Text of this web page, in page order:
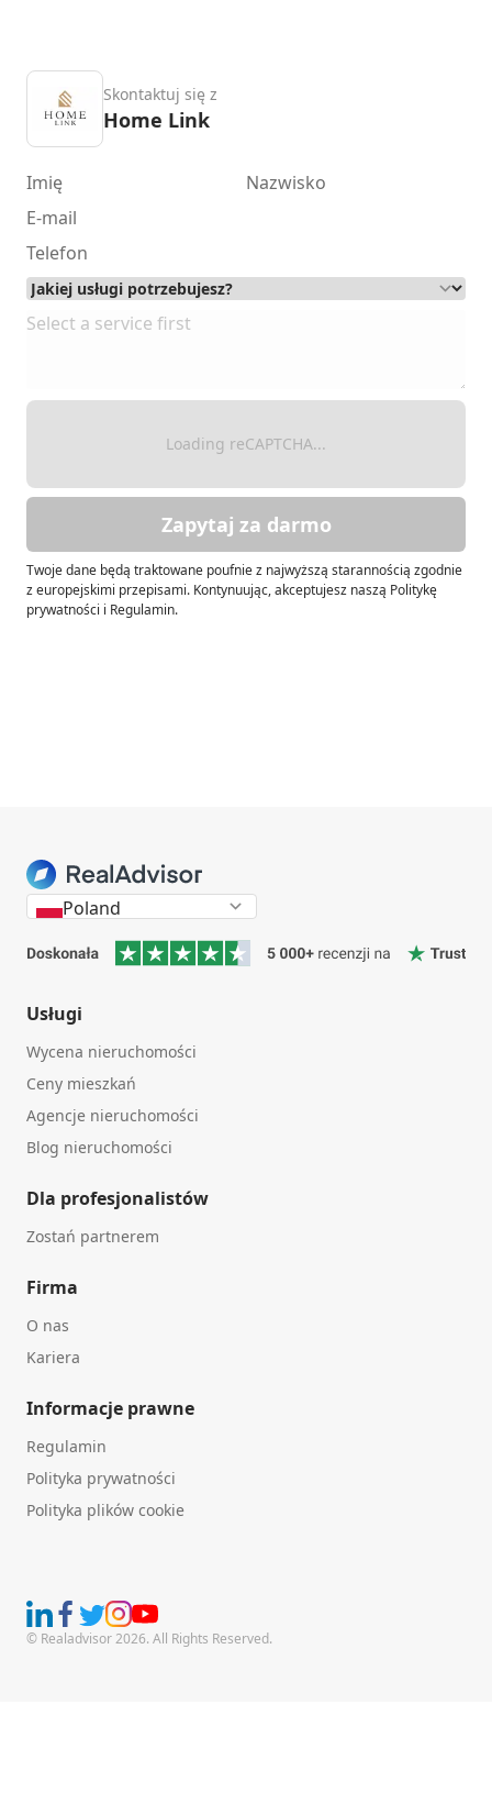
Skontaktuj się z
Home Link
Loading reCAPTCHA...
Zapytaj za darmo
Twoje dane będą traktowane poufnie z najwyższą starannością zgodnie
z europejskimi przepisami. Kontynuując, akceptujesz naszą Politykę
prywatności i Regulamin.
Poland
Usługi
Wycena nieruchomości
Ceny mieszkań
Agencje nieruchomości
Blog nieruchomości
Dla profesjonalistów
Zostań partnerem
Firma
O nas
Kariera
Informacje prawne
Regulamin
Polityka prywatności
Polityka plików cookie
© Realadvisor 2026. All Rights Reserved.